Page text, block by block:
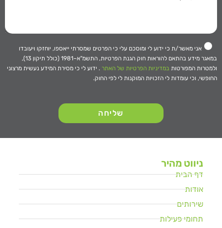
אני מאשר/ת כי ידוע לי ומוסכם עלי כי הפרטים שמסרתי ייאספו, יוחזקו ויעובדו
במאגר מידע בהתאם להוראות חוק הגנת הפרטיות, התשמ"א–1981 (כולל תיקון 13),
ולמטרות המפורטות במדיניות הפרטיות של האתר . ידוע לי כי מסירת המידע נעשית מרצוני
החופשי, וכי עומדות לי הזכויות המוקנות לי לפי החוק.
שליחה
ניווט מהיר
דף הבית
אודות
שירותים
תחומי פעילות